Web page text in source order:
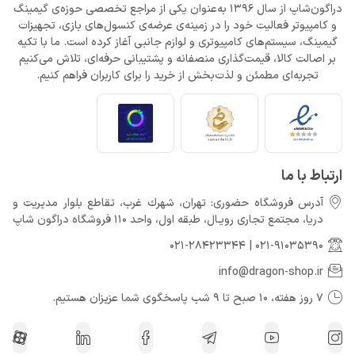
دراگون‌شاپ از سال 1396 به‌عنوان یکی از مراجع تخصصی حوزه‌ی گیمینگ
و کامپیوتر فعالیت خود را در زمینه‌ی عرضه‌ی کنسول‌های بازی، تجهیزات
گیمینگ، سیستم‌های کامپیوتری و لوازم جانبی آغاز کرده است. ما با تکیه
بر اصالت کالا، قیمت‌گذاری منصفانه و پشتیبانی حرفه‌ای، تلاش می‌کنیم
تجربه‌ای مطمئن و لذت‌بخش از خرید را برای کاربران فراهم کنیم.
ارتباط با ما
آدرس فروشگاه حضوری: تهران، شهرك غرب، تقاطع بلوار مدیریت و
دريا، مجتمع تجارى رويـال، طبقه اول، واحد 110 فروشگاه دراگون شاپ
021-91035390
021-28423344
info@dragon-shop.ir
7 روز هفته، 10 صبح تا 9 شب پاسخگوی شما عزیزان هستیم.